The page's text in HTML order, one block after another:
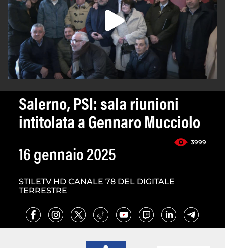
Salerno, PSI: sala riunioni
intitolata a Gennaro Mucciolo
3999
16 gennaio 2025
STILETV HD CANALE 78 DEL DIGITALE
TERRESTRE